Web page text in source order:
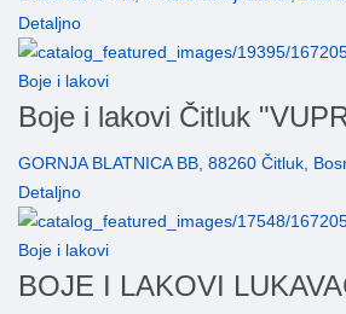
Detaljno
Boje i lakovi
Boje i lakovi Čitluk
GORNJA BLATNICA BB, 88260 Čitluk,
Detaljno
Boje i lakovi
BOJE I LAKOVI